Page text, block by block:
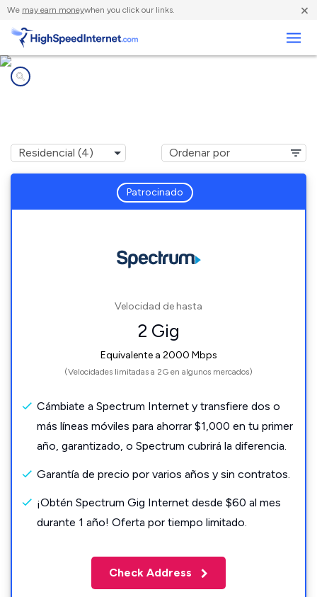
We may earn moneywhen you click our links. ×
Patrocinado
Velocidad de hasta
2 Gig
Equivalente a 2000 Mbps
(Velocidades limitadas a 2G en algunos mercados)
Cámbiate a Spectrum Internet y transfiere dos o
más líneas móviles para ahorrar $1,000 en tu primer
año, garantizado, o Spectrum cubrirá la diferencia.
Garantía de precio por varios años y sin contratos.
¡Obtén Spectrum Gig Internet desde $60 al mes
durante 1 año! Oferta por tiempo limitado.
Check Address